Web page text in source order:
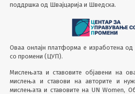
поддршка од Швајцарија и Шведска.
Оваа онлајн платформа е изработена од
со промени (ЦУП).
Мислењата и ставовите објавени на
мислења и ставови на авторите и
мислењата и ставовите на UN Women,